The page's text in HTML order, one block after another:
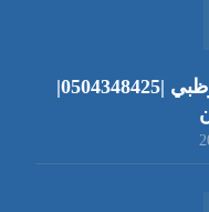
شركة تنظيف خزانات في ابوظبي |0504348425|